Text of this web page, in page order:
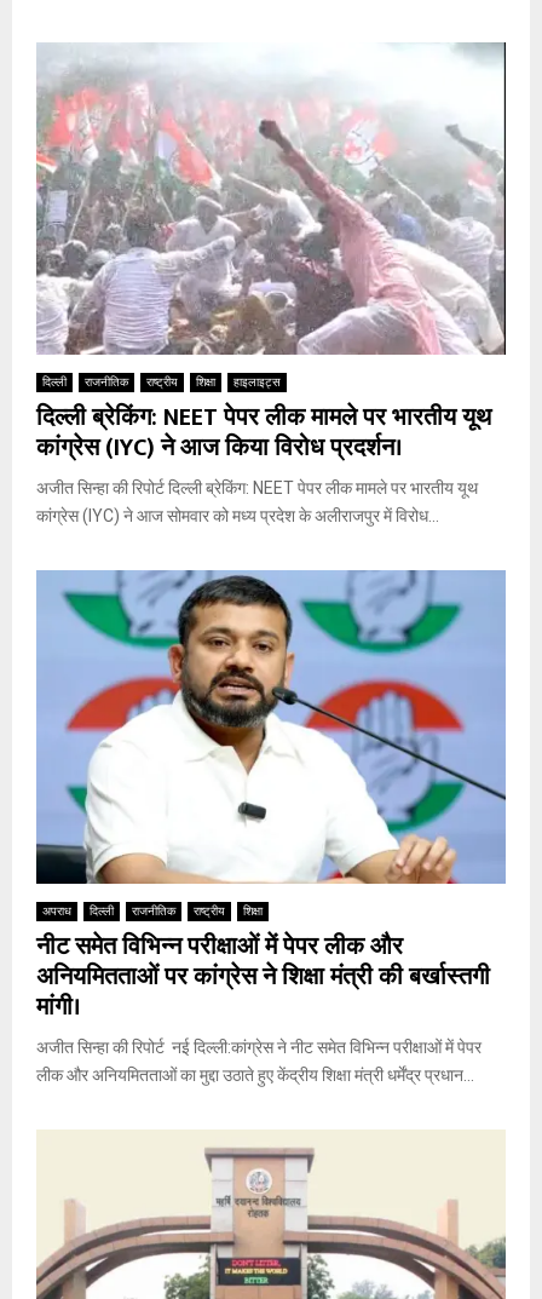
दिल्ली राजनीतिक राष्ट्रीय शिक्षा हाइलाइट्स
दिल्ली ब्रेकिंग: NEET पेपर लीक मामले पर भारतीय यूथ
कांग्रेस (IYC) ने आज किया विरोध प्रदर्शन।
अजीत सिन्हा की रिपोर्ट दिल्ली ब्रेकिंग: NEET पेपर लीक मामले पर भारतीय यूथ
कांग्रेस (IYC) ने आज सोमवार को मध्य प्रदेश के अलीराजपुर में विरोध...
अपराध दिल्ली राजनीतिक राष्ट्रीय शिक्षा
नीट समेत विभिन्न परीक्षाओं में पेपर लीक और
अनियमितताओं पर कांग्रेस ने शिक्षा मंत्री की बर्खास्तगी
मांगी।
अजीत सिन्हा की रिपोर्ट नई दिल्ली:कांग्रेस ने नीट समेत विभिन्न परीक्षाओं में पेपर
लीक और अनियमितताओं का मुद्दा उठाते हुए केंद्रीय शिक्षा मंत्री धर्मेंद्र प्रधान...